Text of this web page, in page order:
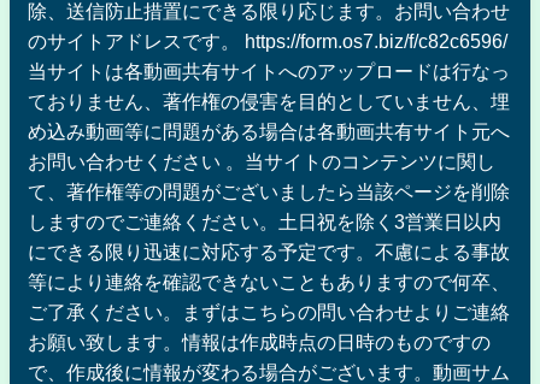
除、送信防止措置にできる限り応じます。お問い合わせ
のサイトアドレスです。 https://form.os7.biz/f/c82c6596/
当サイトは各動画共有サイトへのアップロードは行なっ
ておりません、著作権の侵害を目的としていません、埋
め込み動画等に問題がある場合は各動画共有サイト元へ
お問い合わせください 。当サイトのコンテンツに関し
て、著作権等の問題がございましたら当該ページを削除
しますのでご連絡ください。土日祝を除く3営業日以内
にできる限り迅速に対応する予定です。不慮による事故
等により連絡を確認できないこともありますので何卒、
ご了承ください。まずはこちらの問い合わせよりご連絡
お願い致します。情報は作成時点の日時のものですの
で、作成後に情報が変わる場合がございます。動画サム